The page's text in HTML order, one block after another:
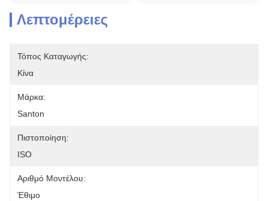
Λεπτομέρειες
Τόπος Καταγωγής:
Κίνα
Μάρκα:
Santon
Πιστοποίηση:
ISO
Αριθμό Μοντέλου:
Έθιμο